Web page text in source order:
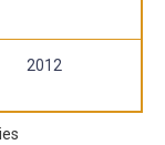
2012